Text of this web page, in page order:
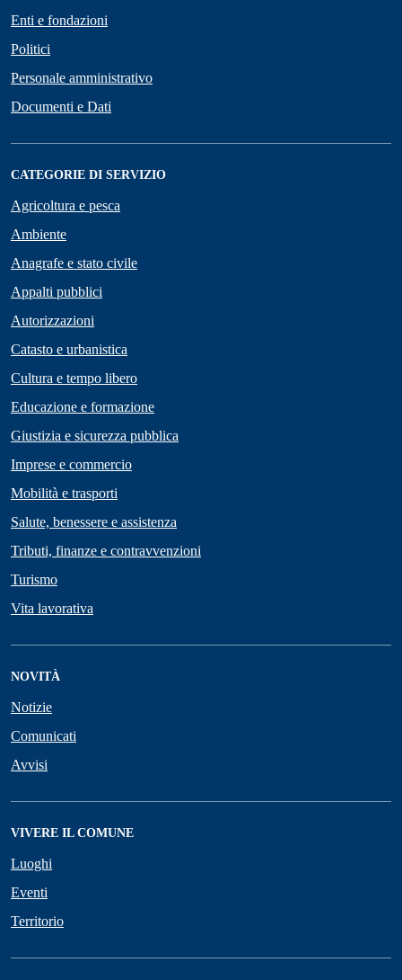
Enti e fondazioni
Politici
Personale amministrativo
Documenti e Dati
CATEGORIE DI SERVIZIO
Agricoltura e pesca
Ambiente
Anagrafe e stato civile
Appalti pubblici
Autorizzazioni
Catasto e urbanistica
Cultura e tempo libero
Educazione e formazione
Giustizia e sicurezza pubblica
Imprese e commercio
Mobilità e trasporti
Salute, benessere e assistenza
Tributi, finanze e contravvenzioni
Turismo
Vita lavorativa
NOVITÀ
Notizie
Comunicati
Avvisi
VIVERE IL COMUNE
Luoghi
Eventi
Territorio